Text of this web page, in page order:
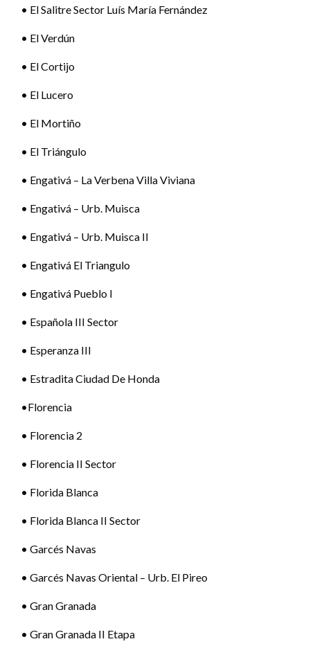
• El Salitre Sector Luís María Fernández
• El Verdún
• El Cortijo
• El Lucero
• El Mortiño
• El Triángulo
• Engativá – La Verbena Villa Viviana
• Engativá – Urb. Muisca
• Engativá – Urb. Muisca II
• Engativá El Triangulo
• Engativá Pueblo I
• Española III Sector
• Esperanza III
• Estradita Ciudad De Honda
•Florencia
• Florencia 2
• Florencia II Sector
• Florida Blanca
• Florida Blanca II Sector
• Garcés Navas
• Garcés Navas Oriental – Urb. El Pireo
• Gran Granada
• Gran Granada II Etapa